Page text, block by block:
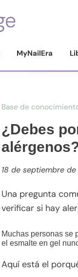
MyNailEra
Base de
¿Debes
18 de septiembre
Una pregunta
verificar si hay
Muchas personas se
el esmalte en gel
Aquí está el